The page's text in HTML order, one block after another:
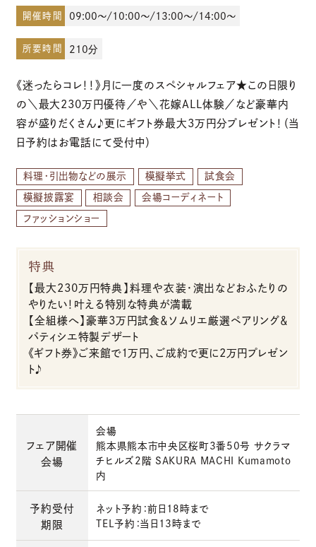
お電話でのご予約・お問い合わせ
096-319-2022
平日12:00-19:00
土日祝9:00-19:00（火・水曜日定休）
開催時間 09:00～/10:00～/13:00～/14:00～
所要時間 210分
《迷ったらコレ！！》月に一度のスペシャルフェア★この日限り
の＼最大230万円優待／や＼花嫁ALL体験／など豪華内
容が盛りだくさん♪更にギフト券最大3万円分プレゼント！（当
日予約はお電話にて受付中）
料理・引出物などの展示 模擬挙式 試食会
模擬披露宴 相談会 会場コーディネート
ファッションショー
特典
【最大230万円特典】料理や衣装・演出などおふたりの
やりたい！叶える特別な特典が満載
【全組様へ】豪華3万円試食＆ソムリエ厳選ペアリング＆
パティシエ特製デザート
《ギフト券》ご来館で1万円、ご成約で更に2万円プレゼン
ト♪
フェア開催
会場
会場
熊本県熊本市中央区桜町3番50号 サクラマ
チヒルズ2階 SAKURA MACHI Kumamoto
内
予約受付
期限
ネット予約：前日18時まで
TEL予約：当日13時まで